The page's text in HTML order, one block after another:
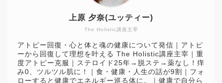
The Holistic講座主宰
上原 夕奈(ユッティー)
アトピー回復・心と体と魂の健康について発信｜アトピ
ーから回復して理想を叶える The Holistic講座主宰｜重
度アトピー克服｜ステロイド25年→脱ステ→薬なし！痒
み0、ツルツル肌に！｜食・健康・人生の話が9割｜フォ
ローすると健康でエネルギー巡る体に。｜健康で自分ら